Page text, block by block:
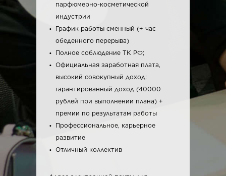
парфюмерно-косметической
индустрии
График работы сменный (+ час
обеденного перерыва)
Полное соблюдение ТК РФ;
Официальная заработная плата,
высокий совокупный доход:
гарантированный доход (40000
рублей при выполнении плана) +
премии по результатам работы
Профессиональное, карьерное
развитие
Отличный коллектив